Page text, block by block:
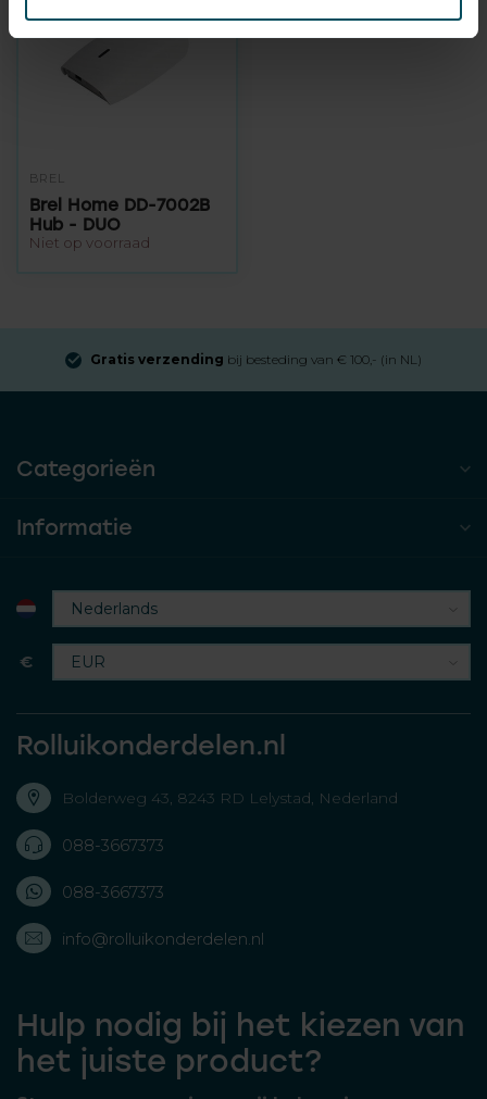
BREL
Brel Home DD-7002B
Hub - DUO
Niet op voorraad
Gratis verzending bij besteding van € 100,- (in NL)
Categorieën
Informatie
€
Rolluikonderdelen.nl
Bolderweg 43, 8243 RD Lelystad, Nederland
088-3667373
088-3667373
info@rolluikonderdelen.nl
Hulp nodig bij het kiezen van
het juiste product?